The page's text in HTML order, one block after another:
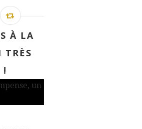
À LA
TRÈS
!